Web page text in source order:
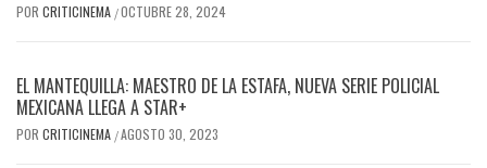
POR CRITICINEMA /OCTUBRE 28, 2024
EL MANTEQUILLA: MAESTRO DE LA ESTAFA, NUEVA SERIE POLICIAL
MEXICANA LLEGA A STAR+
POR CRITICINEMA /AGOSTO 30, 2023